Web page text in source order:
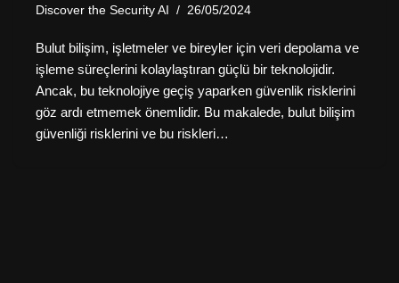
Discover the Security AI 26/05/2024
Bulut bilişim, işletmeler ve bireyler için veri depolama ve
işleme süreçlerini kolaylaştıran güçlü bir teknolojidir.
Ancak, bu teknolojiye geçiş yaparken güvenlik risklerini
göz ardı etmemek önemlidir. Bu makalede, bulut bilişim
güvenliği risklerini ve bu riskleri…